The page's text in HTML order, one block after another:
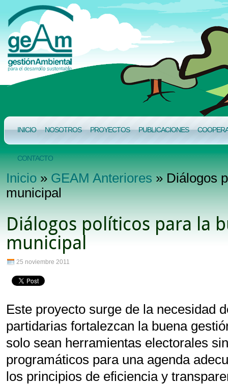
INICIO NOSOTROS PROYECTOS PUBLICACIONES
CONTACTO
Inicio»GEAM Anteriores» Diálogos
municipal
Diálogos políticos para la
municipal
25 noviembre 2011
Este proyecto surge de la necesidad
partidarias fortalezcan la buena
solo sean herramientas electorales
programáticos para una agenda
los principios de eficiencia y